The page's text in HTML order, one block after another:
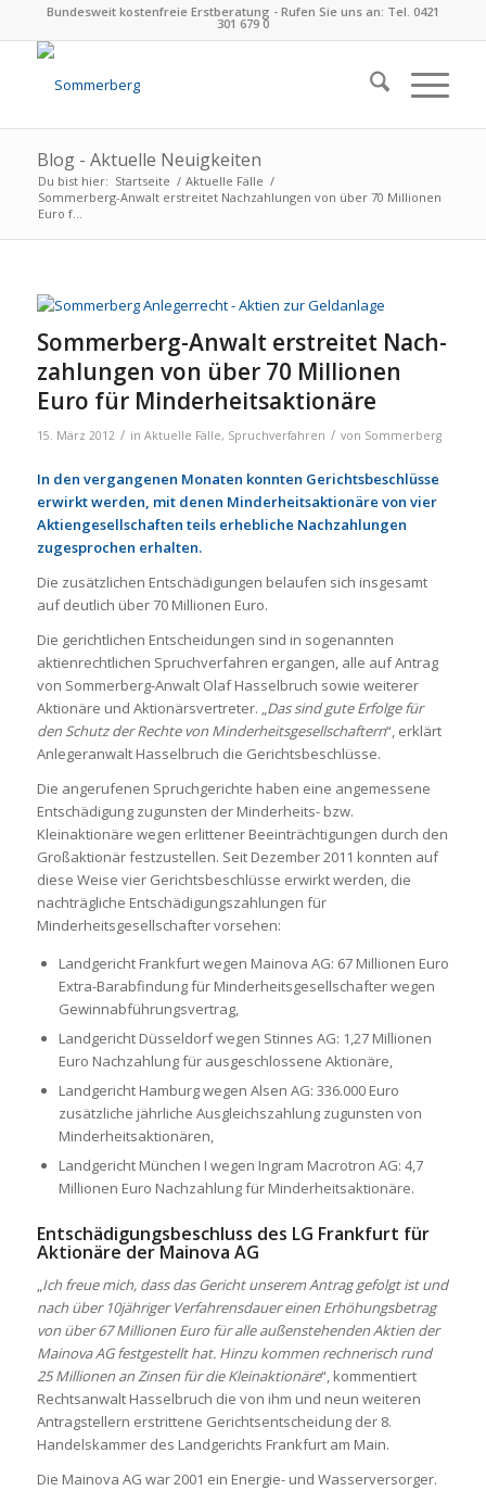
Bundesweit kostenfreie Erstberatung - Rufen Sie uns an: Tel. 0421
301 679 0
Blog - Aktuelle Neuigkeiten
Du bist hier: Startseite / Aktuelle Fälle /
Sommerberg-Anwalt erstrei­tet Nach­zah­lun­gen von über 70 Mil­lio­nen
Euro f...
Sommerberg-Anwalt erstrei­tet Nach­
zah­lun­gen von über 70 Mil­lio­nen
Euro für Min­der­heits­ak­tio­näre
15. März 2012 / in Aktuelle Fälle, Spruchverfahren / von Sommerberg
In den vergangenen Monaten konnten Gerichtsbeschlüsse
erwirkt werden, mit denen Minderheitsaktionäre von vier
Aktiengesellschaften teils erhebliche Nachzahlungen
zugesprochen erhalten.
Die zusätzlichen Entschädigungen belaufen sich insgesamt
auf deutlich über 70 Millionen Euro.
Die gerichtlichen Entscheidungen sind in sogenannten
aktienrechtlichen Spruchverfahren ergangen, alle auf Antrag
von Sommerberg-Anwalt Olaf Hasselbruch sowie weiterer
Aktionäre und Aktionärsvertreter. „Das sind gute Erfolge für
den Schutz der Rechte von Minderheitsgesellschaftern“, erklärt
Anlegeranwalt Hasselbruch die Gerichtsbeschlüsse.
Die angerufenen Spruchgerichte haben eine angemessene
Entschädigung zugunsten der Minderheits- bzw.
Kleinaktionäre wegen erlittener Beeinträchtigungen durch den
Großaktionär festzustellen. Seit Dezember 2011 konnten auf
diese Weise vier Gerichtsbeschlüsse erwirkt werden, die
nachträgliche Entschädigungszahlungen für
Minderheitsgesellschafter vorsehen:
Landgericht Frankfurt wegen Mainova AG: 67 Millionen Euro
Extra-Barabfindung für Minderheitsgesellschafter wegen
Gewinnabführungsvertrag,
Landgericht Düsseldorf wegen Stinnes AG: 1,27 Millionen
Euro Nachzahlung für ausgeschlossene Aktionäre,
Landgericht Hamburg wegen Alsen AG: 336.000 Euro
zusätzliche jährliche Ausgleichszahlung zugunsten von
Minderheitsaktionären,
Landgericht München I wegen Ingram Macrotron AG: 4,7
Millionen Euro Nachzahlung für Minderheitsaktionäre.
Entschädigungsbeschluss des LG Frankfurt für
Aktionäre der Mainova AG
„Ich freue mich, dass das Gericht unserem Antrag gefolgt ist und
nach über 10jähriger Verfahrensdauer einen Erhöhungsbetrag
von über 67 Millionen Euro für alle außenstehenden Aktien der
Mainova AG festgestellt hat. Hinzu kommen rechnerisch rund
25 Millionen an Zinsen für die Kleinaktionäre“, kommentiert
Rechtsanwalt Hasselbruch die von ihm und neun weiteren
Antragstellern erstrittene Gerichtsentscheidung der 8.
Handelskammer des Landgerichts Frankfurt am Main.
Die Mainova AG war 2001 ein Energie- und Wasserversorger.